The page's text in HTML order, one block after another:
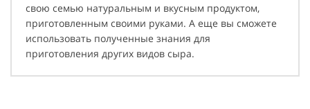
свою семью натуральным и вкусным продуктом,
приготовленным своими руками. А еще вы сможете
использовать полученные знания для
приготовления других видов сыра.